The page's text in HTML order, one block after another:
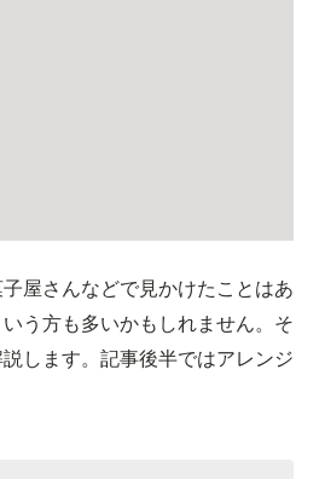
屋さんなどで見かけたことはあ
う方も多いかもしれません。そ
します。記事後半ではアレンジ